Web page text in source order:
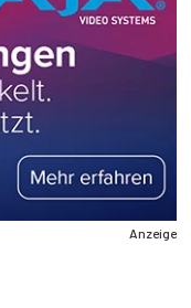
Anzeige